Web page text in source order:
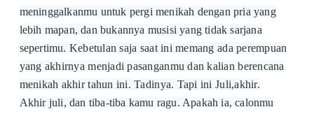
meninggalkanmu untuk pergi menikah dengan pria yang
lebih mapan, dan bukannya musisi yang tidak sarjana
sepertimu. Kebetulan saja saat ini memang ada perempuan
yang akhirnya menjadi pasanganmu dan kalian berencana
menikah akhir tahun ini. Tadinya. Tapi ini Juli,akhir.
Akhir juli, dan tiba-tiba kamu ragu. Apakah ia, calonmu